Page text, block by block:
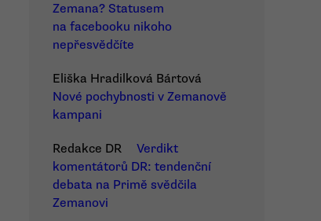
Zemana? Statusem
na facebooku nikoho
nepřesvědčíte
Eliška Hradilková Bártová
Nové pochybnosti v Zemanově
kampani
Redakce DR
Verdikt
komentátorů DR: tendenční
debata na Primě svědčila
Zemanovi